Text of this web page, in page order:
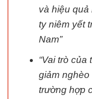
và hiệu
ty niêm yết
Nam”
“Vai trò
giảm
trường hợp